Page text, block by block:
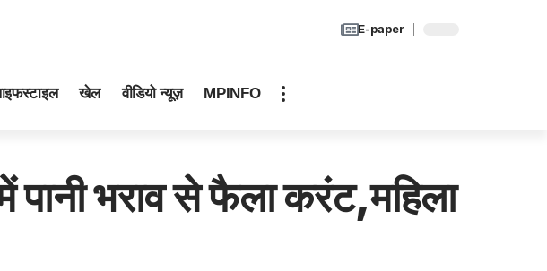
E-paper
खेल वीडियो न्यूज़ MPINFO
भराव से फैला करंट,महिला